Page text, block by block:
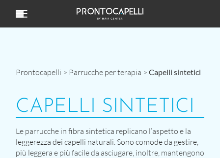
Prontocapelli > Parrucche per terapia > Capelli sintetici
CAPELLI SINTETICI
Le parrucche in fibra sintetica replicano l’aspetto e la
leggerezza dei capelli naturali. Sono comode da gestire,
più leggera e più facile da asciugare, inoltre, mantengono